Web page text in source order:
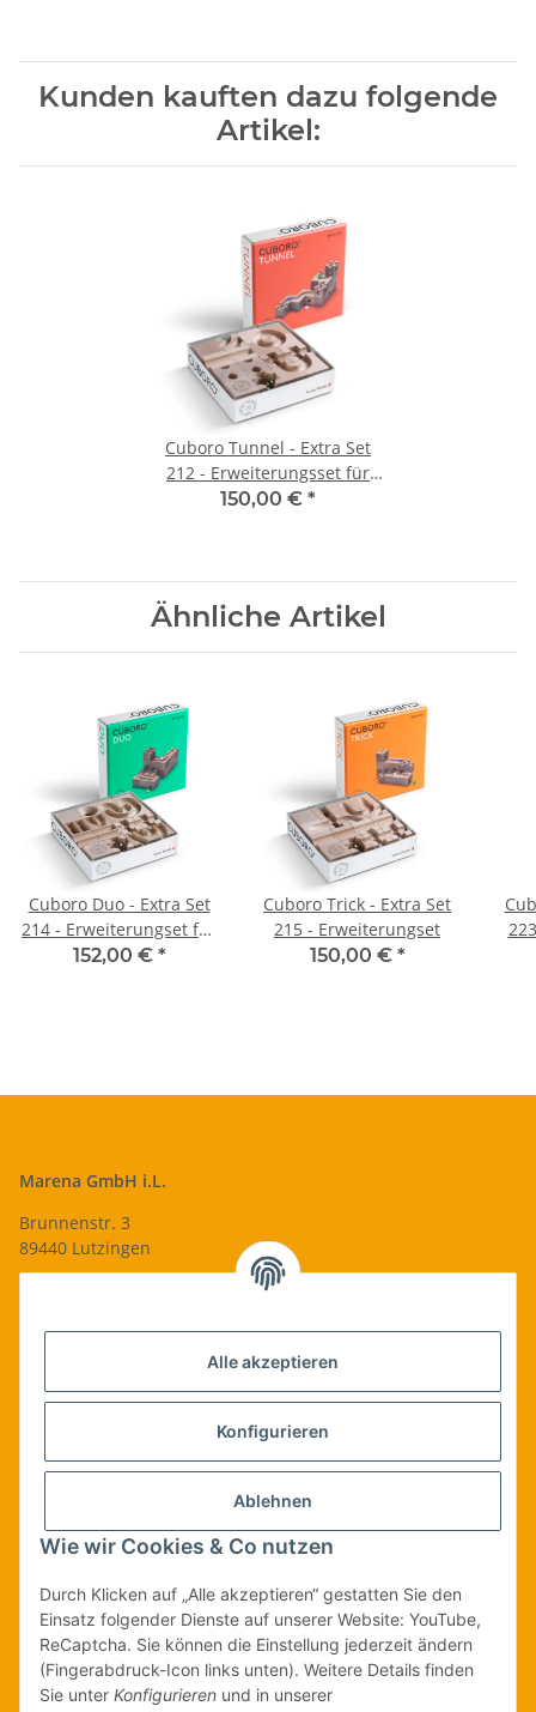
Alle akzeptieren
Konfigurieren
Ablehnen
Wie wir Cookies & Co nutzen
Durch Klicken auf „Alle akzeptieren“ gestatten Sie den
Einsatz folgender Dienste auf unserer Website: YouTube,
ReCaptcha. Sie können die Einstellung jederzeit ändern
(Fingerabdruck-Icon links unten). Weitere Details finden
Sie unter Konfigurieren und in unserer
Kunden kauften dazu folgende
Artikel:
Cuboro Tunnel - Extra Set
212 - Erweiterungsset für
Kugelbahn
150,00 € *
Ähnliche Artikel
Cuboro Duo - Extra Set
214 - Erweiterungset für
Kugelbahn
152,00 € *
Cuboro Trick - Extra Set
215 - Erweiterungset
150,00 € *
Marena GmbH i.L.
Brunnenstr. 3
89440 Lutzingen
Vertrag widerrufen
* Alle Preise inkl. gesetzlicher USt., zzgl.Versand